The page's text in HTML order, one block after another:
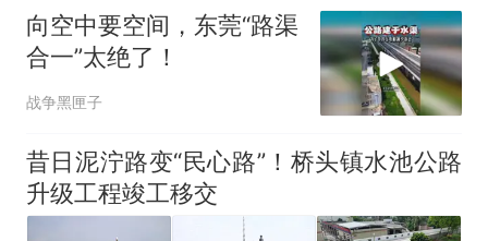
向空中要空间，东莞“路渠
合一”太绝了！
战争黑匣子
昔日泥泞路变“民心路”！桥头镇水池公路
升级工程竣工移交